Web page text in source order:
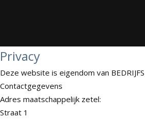
Privacy
Deze website is eigendom van
Contactgegevens
Adres maatschappelijk zetel:
Straat 1